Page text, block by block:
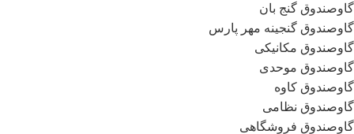
گاوصندوق گنج بان
گاوصندوق گنجینه مهر پارس
گاوصندوق مکانیکی
گاوصندوق موحدی
گاوصندوق کاوه
گاوصندوق نظامی
گاوصندوق فروشگاهی